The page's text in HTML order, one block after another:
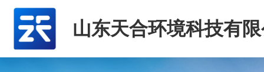
山东天合环境科技有